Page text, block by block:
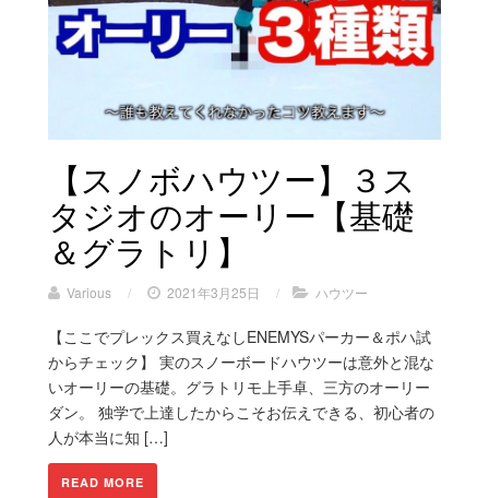
【スノボハウツー】３ス
タジオのオーリー【基礎
＆グラトリ】
Various / 2021年3月25日 / ハウツー
【ここでプレックス買えなしENEMYSパーカー＆ポハ試
からチェック】 実のスノーボードハウツーは意外と混な
いオーリーの基礎。グラトリモ上手卓、三方のオーリー
ダン。 独学で上達したからこそお伝えできる、初心者の
人が本当に知 […]
READ MORE